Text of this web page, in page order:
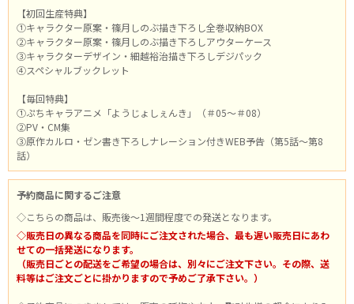
【初回生産特典】
①キャラクター原案・篠月しのぶ描き下ろし全巻収納BOX
②キャラクター原案・篠月しのぶ描き下ろしアウターケース
③キャラクターデザイン・細越裕治描き下ろしデジパック
④スペシャルブックレット
【毎回特典】
①ぷちキャラアニメ「ようじょしぇんき」（＃05～＃08）
②PV・CM集
③原作カルロ・ゼン書き下ろしナレーション付きWEB予告（第5話～第8
話）
予約商品に関するご注意
◇こちらの商品は、販売後～1週間程度での発送となります。
◇販売日の異なる商品を同時にご注文された場合、最も遅い販売日にあわ
せての一括発送になります。
（販売日ごとの配送をご希望の場合は、別々にご注文下さい。その際、送
料等はご注文ごとに掛かりますので予めご了承下さい。）